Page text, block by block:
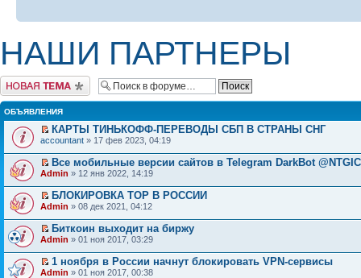
НАШИ ПАРТНЕРЫ
Начать новую тему
ОБЪЯВЛЕНИЯ
КАРТЫ ТИНЬКОФФ-ПЕРЕВОДЫ СБП В СТРАНЫ СНГ
accountant » 17 фев 2023, 04:19
Все мобильные версии сайтов в Telegram DarkBot
Admin » 12 янв 2022, 14:19
БЛОКИРОВКА ТОР В РОССИИ
Admin » 08 дек 2021, 04:12
Биткоин выходит на биржу
Admin » 01 ноя 2017, 03:29
1 ноября в России начнут блокировать VPN-сервисы
Admin » 01 ноя 2017, 00:38